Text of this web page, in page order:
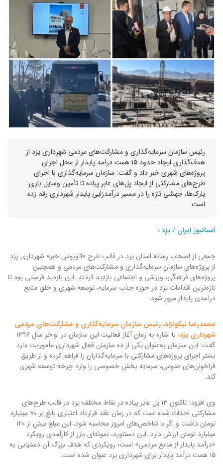
رئیس سازمان سرمایه‌گذاری و مشارکت‌های مردمی شهرداری یزد از
هدف‌گذاری ایجاد حدود ۱۵ همت درآمد پایدار از محل اجرای
پروژه‌های شهری خبر داد و گفت: سازمان سرمایه‌گذاری با اجرای
طرح‌های مشارکتی از ایجاد پل‌های عابر پیاده تا تأمین وسایل بازی
پارک‌ها، جهشی تازه را در مسیر درآمدزایی پایدار شهرداری رقم زده
است
آسیانیوز ایران / یزد ؛
جمعی از اصحاب رسانه استان یزد در قالب طرح «اتوبوس خبر» شهرداری یزد
از پروژه‌های سازمان سرمایه‌گذاری و مشارکت‌های مردمی و همچنین
پروژه‌های فرهنگی، ورزشی و اجتماعی بازدید کردند. این بازدید فرصتی بود تا
تازه‌ترین اقدامات یزد در حوزه جذب سرمایه، توسعه شهری و خلق منابع
درآمدی پایدار مرور شود.
محمدرضا نیکونژاد، رئیس سازمان سرمایه‌گذاری و مشارکت‌های مردمی
شهرداری یزد،
با اشاره به زمان آغاز فعالیت این سازمان در اواخر سال ۱۳۹۶
گفت: این سازمان به‌عنوان یکی از ده سازمان فعال شهرداری مأموریت دارد
بستر اجرای پروژه‌های مشارکتی با سرمایه‌گذاران را فراهم کرده و از طریق
فراخوان‌های عمومی، سرمایه بخش خصوصی را وارد چرخه توسعه شهری
کند.
وی افزود: تاکنون ۱۳ پل عابر پیاده در نقاط مختلف یزد در قالب طرح‌های
مشارکتی احداث شده است که در زمان عقد قرارداد اعتباری بالغ بر ۷۰ میلیارد
تومان داشت و اگر با شاخص‌های امروز محاسبه شود، این مبلغ بیش از ۱۲۰
میلیارد تومان ارزش دارد. این دستاورد، نمونه‌ای بارز از کارآمدی رویکرد
«درآمد پایدار از منابع مردمی» است؛ رویکردی که هدف بزرگ آن دستیابی به
۱۵ همت درآمد پایدار برای شهرداری یزد عنوان شده است.